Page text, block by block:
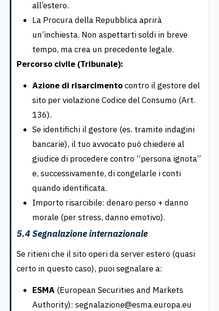
all’estero.
La Procura della Repubblica aprirà
un’inchiesta. Non aspettarti soldi in breve
tempo, ma crea un precedente legale.
Percorso civile (Tribunale):
Azione di risarcimentocontro il gestore del
sito per violazione Codice del Consumo (Art.
136).
Se identifichi il gestore (es. tramite indagini
bancarie), il tuo avvocato può chiedere al
giudice di procedere contro “persona ignota”
e, successivamente, di congelarle i conti
quando identificata.
Importo risarcibile: denaro perso + danno
morale (per stress, danno emotivo).
5.4 Segnalazione internazionale
Se ritieni che il sito operi da server estero (quasi
certo in questo caso), puoi segnalare a:
ESMA (European Securities and Markets
Authority): segnalazione@esma.europa.eu